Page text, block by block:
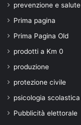
prevenzione e salute
Prima pagina
Prima Pagina Old
prodotti a Km 0
produzione
protezione civile
psicologia scolastica
Pubblicità elettorale